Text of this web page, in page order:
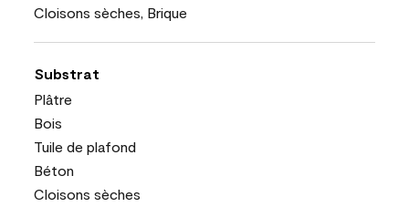
Cloisons sèches, Brique
Substrat
Plâtre
Bois
Tuile de plafond
Béton
Cloisons sèches